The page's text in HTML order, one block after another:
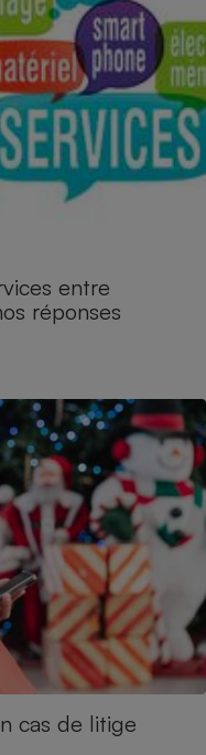
entre
réponses
cas de litige